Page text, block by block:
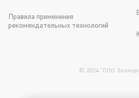
Правила применения
рекомендательных технологий
© 2024 “OOO